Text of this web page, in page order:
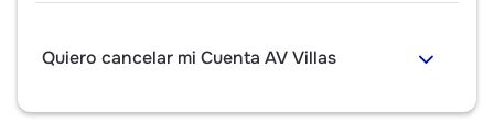
Quiero cancelar mi Cuenta AV Villas